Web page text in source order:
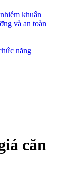
khuẩn
và an toàn
năng
căn